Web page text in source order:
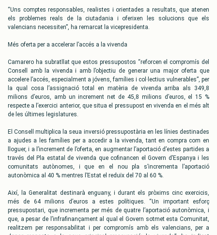
“Uns comptes responsables, realistes i orientades a resultats, que atenen
els problemes reals de la ciutadania i oferixen les solucions que els
valencians necessiten”, ha remarcat la vicepresidenta.
Més oferta per a accelerar l’accés a la vivenda
Camarero ha subratllat que estos pressupostos “reforcen el compromís del
Consell amb la vivenda i amb l’objectiu de generar una major oferta que
accelere l’accés, especialment a jóvens, famílies i col·lectius vulnerables”, per
la qual cosa l’assignació total en matèria de vivenda arriba als 349,8
milions d’euros, amb un increment net de 45,8 milions d’euros, el 15 %
respecte a l’exercici anterior, que situa el pressupost en vivenda en el més alt
de les últimes legislatures.
El Consell multiplica la seua inversió pressupostària en les línies destinades
a ajudes a les famílies per a accedir a la vivenda, tant en compra com en
lloguer, i a l’increment de l’oferta, en augmentar l’aportació d’estes partides a
través del Pla estatal de vivenda que cofinancen el Govern d’Espanya i les
comunitats autònomes, i que en el nou pla s’incrementa l’aportació
autonòmica al 40 % mentres l’Estat el reduïx del 70 al 60 %.
Així, la Generalitat destinarà enguany, i durant els pròxims cinc exercicis,
més de 64 milions d’euros a estes polítiques. “Un important esforç
pressupostari, que incrementa per més de quatre l’aportació autonòmica, i
que, a pesar de l’infrafinançament al qual el Govern sotmet esta Comunitat,
realitzem per responsabilitat i per compromís amb els valencians, per a